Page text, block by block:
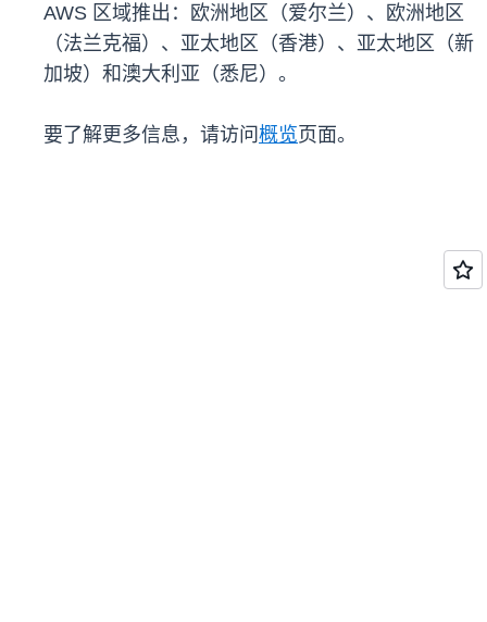
AWS 区域推出：欧洲地区（爱尔兰）、欧洲地区
（法兰克福）、亚太地区（香港）、亚太地区（新
加坡）和澳大利亚（悉尼）。
要了解更多信息，请访问 概览 页面。